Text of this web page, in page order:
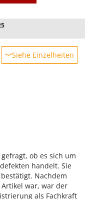
Siehe Einzelheiten
ob es sich um
handelt. Sie
Nachdem
war, war der
als Fachkraft